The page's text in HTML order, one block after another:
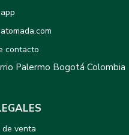
contacto
Palermo Bogotá Colombia
de venta